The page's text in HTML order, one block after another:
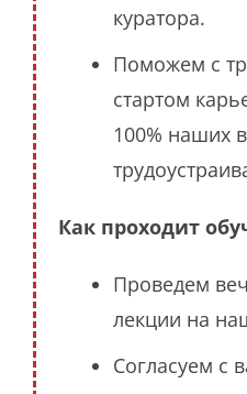
куратора.
Поможем с
стартом
100% наших
Как проходит
Проведем
лекции на
Согласуем с